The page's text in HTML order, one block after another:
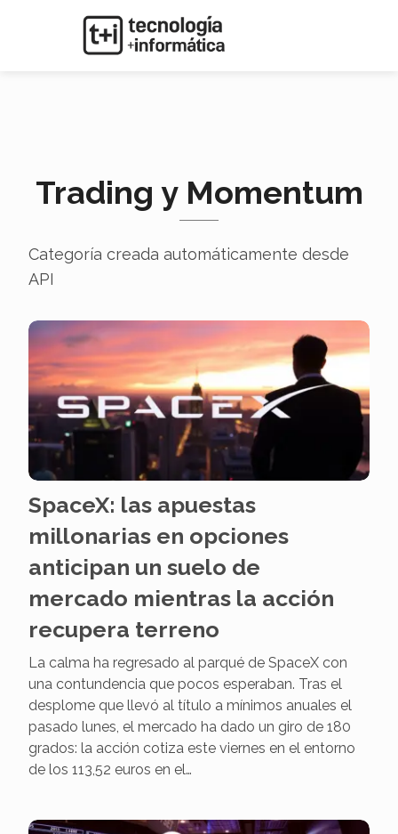
Trading y Momentum
Categoría creada automáticamente desde
API
SpaceX: las apuestas
millonarias en opciones
anticipan un suelo de
mercado mientras la acción
recupera terreno
La calma ha regresado al parqué de SpaceX con
una contundencia que pocos esperaban. Tras el
desplome que llevó al título a mínimos anuales el
pasado lunes, el mercado ha dado un giro de 180
grados: la acción cotiza este viernes en el entorno
de los 113,52 euros en el…